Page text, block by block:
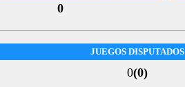
0
JUEGOS DISPUTADOS
0(0)